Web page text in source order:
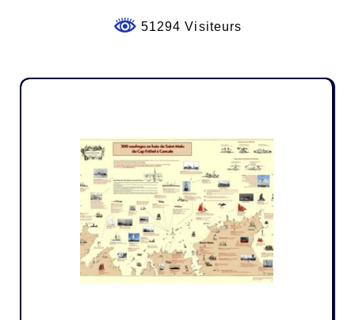
51294 Visiteurs